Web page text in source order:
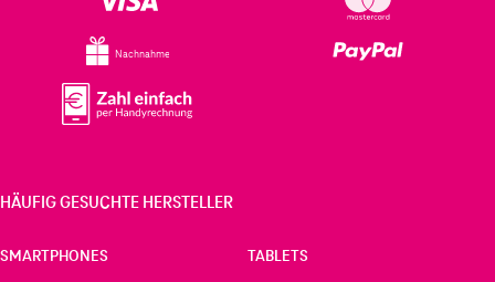
Nachnahme
HÄUFIG GESUCHTE HERSTELLER
SMARTPHONES TABLETS